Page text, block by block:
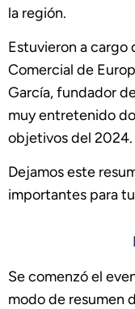
la región.
Estuvieron a cargo
Comercial de
García, fundador
muy entretenido
objetivos del 2024.
Dejamos este
importantes para
Se comenzó el
modo de resumen